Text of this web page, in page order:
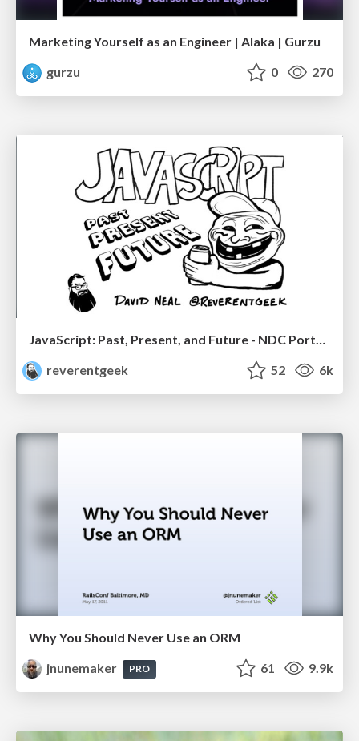
Marketing Yourself as an Engineer | Alaka | Gurzu
gurzu
0 270
JavaScript: Past, Present, and Future - NDC Porto 2020
reverentgeek
52 6k
Why You Should Never Use an ORM
jnunemaker
PRO 61 9.9k